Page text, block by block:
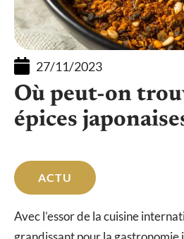
27/11/2023
Où peut-on
épices
ACTU
Avec l’essor de la cuisine